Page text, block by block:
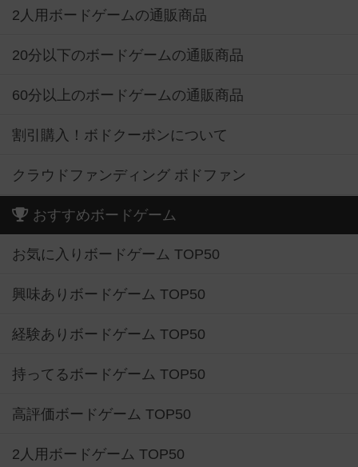
2人用ボードゲームの通販商品
20分以下のボードゲームの通販商品
60分以上のボードゲームの通販商品
割引購入！ボドクーポンについて
クラウドファンディング ボドファン
おすすめボードゲーム
お気に入りボードゲーム TOP50
興味ありボードゲーム TOP50
経験ありボードゲーム TOP50
持ってるボードゲーム TOP50
高評価ボードゲーム TOP50
2人用ボードゲーム TOP50